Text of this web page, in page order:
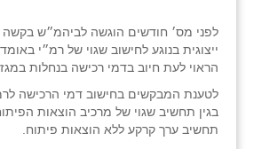
לפני מס׳ חודשים הוגשה לביהמ״ש בקשה
ייצוגית בנוגע לחישוב שגוי של רמ״י
הראוי לעת חיוב בדמי רכישה בנחלות
לטענת המבקשים בחישוב דמי הרכישה
בגין תחשיב שגוי של מרכיב הוצאות
תחשיב ערך קרקע ללא הוצאות פיתוח.